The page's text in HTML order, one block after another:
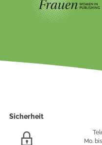
Sicherheit
Mo.